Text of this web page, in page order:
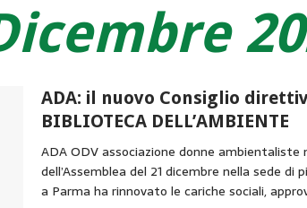
ADA: il nuovo Consiglio
BIBLIOTECA DELL’AMBIENTE
ADA ODV associazione donne ambientaliste
dell’Assemblea del 21 dicembre nella sede di
a Parma ha rinnovato le cariche sociali,